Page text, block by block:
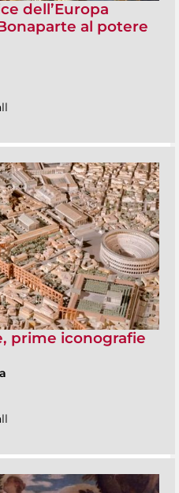
dell’Europa
al potere
prime iconografie